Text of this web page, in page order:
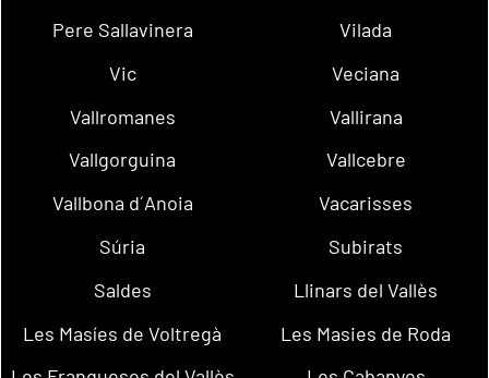
Pere Sallavinera
Vilada
Vic
Veciana
Vallromanes
Vallirana
Vallgorguina
Vallcebre
Vallbona d´Anoia
Vacarisses
Súria
Subirats
Saldes
Llinars del Vallès
Les Masíes de Voltregà
Les Masies de Roda